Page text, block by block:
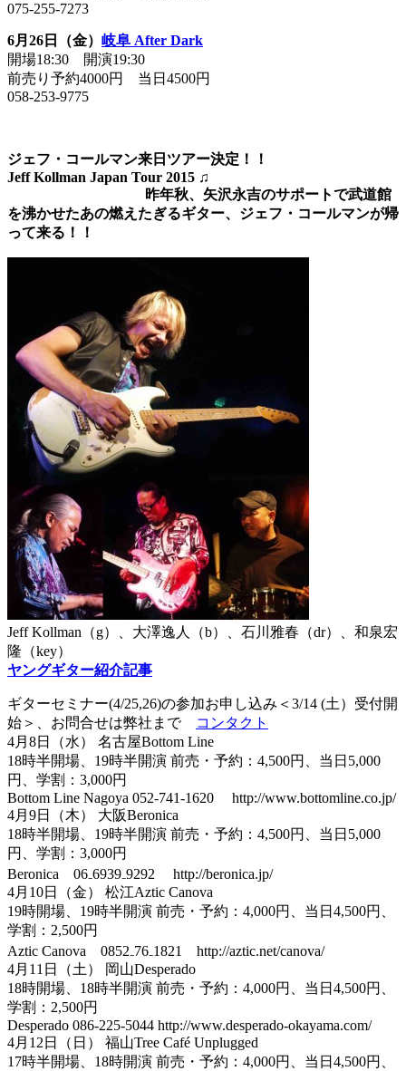
075-255-7273
6月26日（金） 岐阜 After Dark
開場18:30 開演19:30
前売り予約4000円 当日4500円
058-253-9775
ジェフ・コールマン来日ツアー決定！！
Jeff Kollman Japan Tour 2015 ♫
昨年秋、矢沢永吉のサポートで武道館
を沸かせたあの燃えたぎるギター、ジェフ・コールマンが帰
って来る！！
Jeff Kollman（g）、大澤逸人（b）、石川雅春（dr）、和泉宏
隆（key）
ヤングギター紹介記事
ギターセミナー(4/25,26)の参加お申し込み＜3/14 (土）受付開
始＞、お問合せは弊社まで
コンタクト
4月8日（水） 名古屋Bottom Line
18時半開場、19時半開演 前売・予約：4,500円、当日5,000
円、学割：3,000円
Bottom Line Nagoya 052-741-1620 http://www.bottomline.co.jp/
4月9日（木） 大阪Beronica
18時半開場、19時半開演 前売・予約：4,500円、当日5,000
円、学割：3,000円
Beronica 06₋6939₋9292 http://beronica.jp/
4月10日（金） 松江Aztic Canova
19時開場、19時半開演 前売・予約：4,000円、当日4,500円、
学割：2,500円
Aztic Canova 0852₋76₋1821 http://aztic.net/canova/
4月11日（土） 岡山Desperado
18時開場、18時半開演 前売・予約：4,000円、当日4,500円、
学割：2,500円
Desperado 086-225-5044 http://www.desperado-okayama.com/
4月12日（日） 福山Tree Café Unplugged
17時半開場、18時開演 前売・予約：4,000円、当日4,500円、